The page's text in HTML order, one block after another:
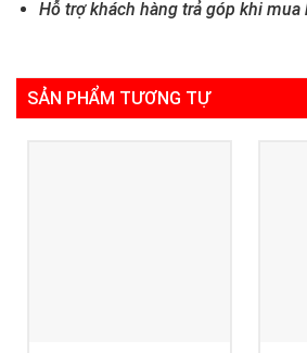
Hỗ trợ khách hàng trả góp khi mua
SẢN PHẨM TƯƠNG TỰ